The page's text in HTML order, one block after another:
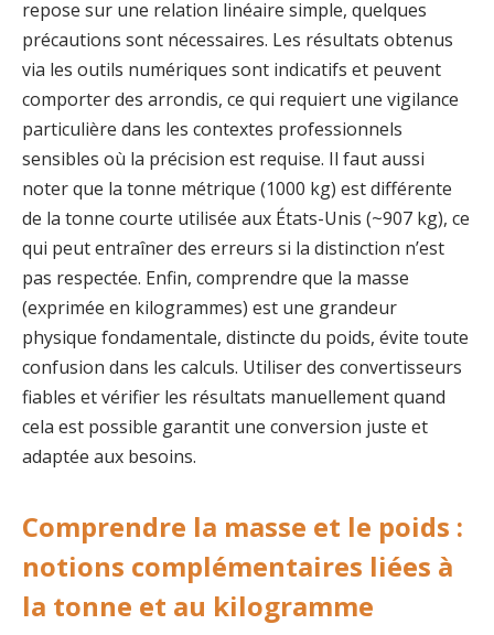
repose sur une relation linéaire simple, quelques
précautions sont nécessaires. Les résultats obtenus
via les outils numériques sont indicatifs et peuvent
comporter des arrondis, ce qui requiert une vigilance
particulière dans les contextes professionnels
sensibles où la précision est requise. Il faut aussi
noter que la tonne métrique (1000 kg) est différente
de la tonne courte utilisée aux États-Unis (~907 kg), ce
qui peut entraîner des erreurs si la distinction n’est
pas respectée. Enfin, comprendre que la masse
(exprimée en kilogrammes) est une grandeur
physique fondamentale, distincte du poids, évite toute
confusion dans les calculs. Utiliser des convertisseurs
fiables et vérifier les résultats manuellement quand
cela est possible garantit une conversion juste et
adaptée aux besoins.
Comprendre la masse et le poids :
notions complémentaires liées à
la tonne et au kilogramme